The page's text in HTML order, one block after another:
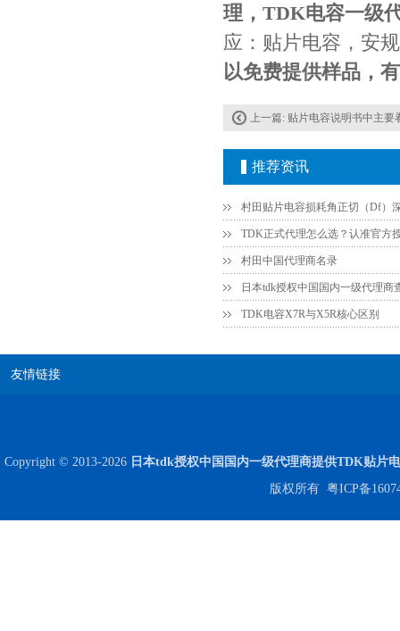
理，TDK电容一级
应：贴片电容，安
以免费提供样品，
上一篇: 贴片电容说明书中主要
推荐资讯
村田中国代理商名录
日本tdk授权中国国内一级代理商
TDK电容X7R与X5R核心区别
友情链接
Copyright © 2013-2026 日本tdk授权中国国内一级代理商提供TDK贴片
版权所有 粤ICP备